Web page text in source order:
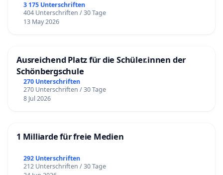
3 175 Unterschriften
404 Unterschriften / 30 Tage
13 May 2026
Ausreichend Platz für die Schüler.innen der
Schönbergschule
270 Unterschriften
270 Unterschriften / 30 Tage
8 Jul 2026
1 Milliarde für freie Medien
292 Unterschriften
212 Unterschriften / 30 Tage